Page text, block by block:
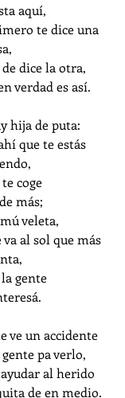
aquí,
te dice una
dice la otra,
verdad es así.
hija de puta:
que te estás
coge
más;
veleta,
al sol que más
gente
ve un accidente
pa verlo,
al herido
de en medio.